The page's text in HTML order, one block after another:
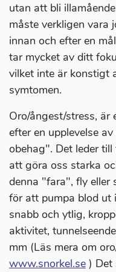
utan att bli
måste verkligen vara
innan och efter en
tar mycket av ditt
vilket inte är konstigt
symtomen.
Oro/ångest/stress, är
efter en upplevelse
obehag". Det leder
att göra oss starka
denna "fara", fly eller
för att pumpa blod ut
snabb och ytlig,
aktivitet,
mm (Läs mera om
www.snorkel.se ) Det